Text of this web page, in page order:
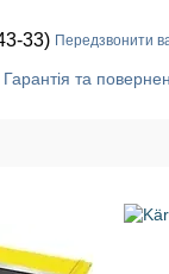
33) Передзвонити
Гарантія та